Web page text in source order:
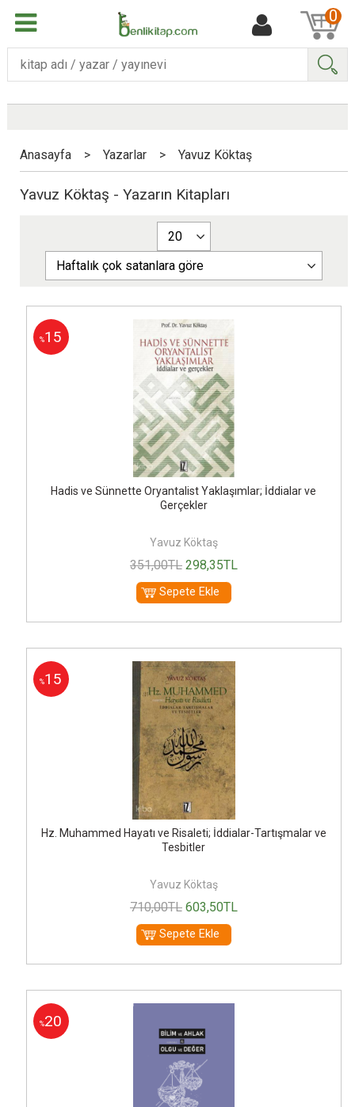
0
Anasayfa > Yazarlar > Yavuz Köktaş
Yavuz Köktaş - Yazarın Kitapları
%15
Hadis ve Sünnette Oryantalist Yaklaşımlar; İddialar ve
Gerçekler
Yavuz Köktaş
351,00TL 298,35TL
Sepete Ekle
%15
Hz. Muhammed Hayatı ve Risaleti; İddialar-Tartışmalar ve
Tesbitler
Yavuz Köktaş
710,00TL 603,50TL
Sepete Ekle
%20